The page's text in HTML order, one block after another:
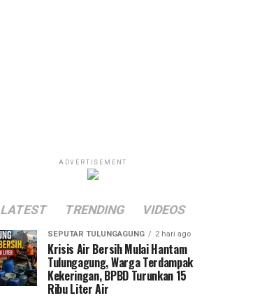
ADVERTISEMENT
LATEST TRENDING VIDEOS
SEPUTAR TULUNGAGUNG 2 hari ago
Krisis Air Bersih Mulai Hantam
Tulungagung, Warga Terdampak
Kekeringan, BPBD Turunkan 15
Ribu Liter Air